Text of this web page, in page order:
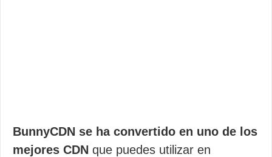
BunnyCDN se ha convertido en uno de los
mejores CDN que puedes utilizar en